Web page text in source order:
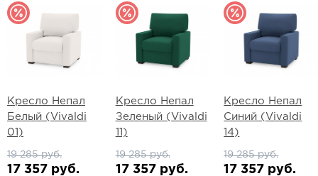
Кресло Непал
Белый (Vivaldi
01)
19 285 руб.
17 357 руб.
Кресло Непал
Зеленый (Vivaldi
11)
19 285 руб.
17 357 руб.
Кресло Непал
Синий (Vivaldi
14)
19 285 руб.
17 357 руб.